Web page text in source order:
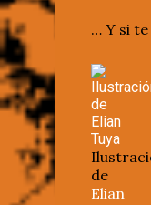
… Y si te
de
Elian